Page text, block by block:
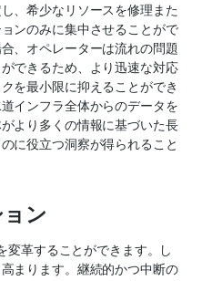
、希少なリソースを修理また
ンのみに集中させることがで
、オペレーターは流れの問題
できるため、より迅速な対応
を最小限に抑えることができ
インフラ全体からのデータを
より多くの情報に基づいた長
に役立つ洞察が得られること
ン
変革することができます。し
まります。継続的かつ中断の